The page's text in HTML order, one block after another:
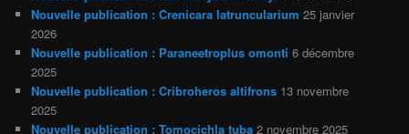
Nouvelle publication : Crenicara latruncularium 25 janvier
2026
Nouvelle publication : Paraneetroplus omonti 6 décembre
2025
Nouvelle publication : Cribroheros altifrons 13 novembre
2025
Nouvelle publication : Tomocichla tuba 2 novembre 2025